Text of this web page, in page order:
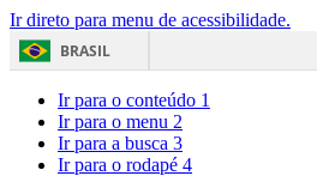
Ir direto para menu de acessibilidade.
BRASIL
Ir para o conteúdo 1
Ir para o menu 2
Ir para a busca 3
Ir para o rodapé 4